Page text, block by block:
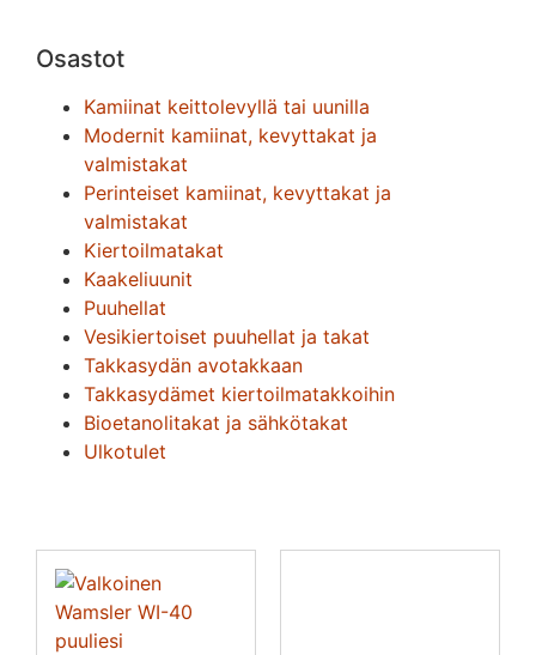
Osastot
Kamiinat keittolevyllä tai uunilla
Modernit kamiinat, kevyttakat ja
valmistakat
Perinteiset kamiinat, kevyttakat ja
valmistakat
Kiertoilmatakat
Kaakeliuunit
Puuhellat
Vesikiertoiset puuhellat ja takat
Takkasydän avotakkaan
Takkasydämet kiertoilmatakkoihin
Bioetanolitakat ja sähkötakat
Ulkotulet